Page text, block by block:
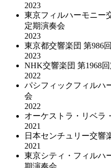
2023
東京フィルハーモニー
定期演奏会
2023
東京都交響楽団 第986
2023
NHK交響楽団 第1968
2022
パシフィックフィルハ
会
2022
オーケストラ・リベラ
2021
日本センチュリー交響
2021
東京シティ・フィルハ
期演奏会